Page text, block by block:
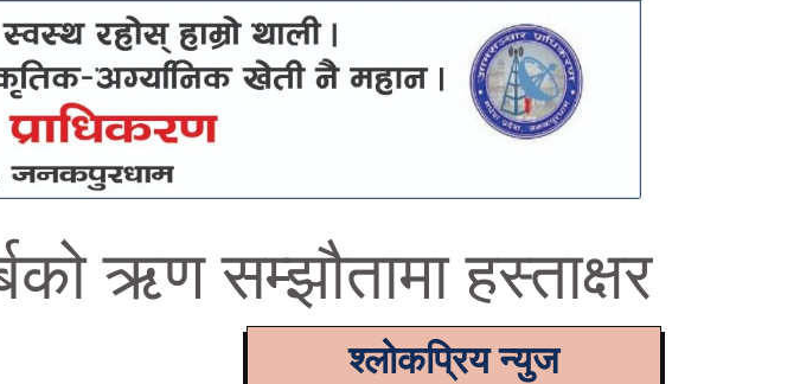
ऋण सम्झौतामा हस्ताक्षर
श्लोकप्रिय न्युज